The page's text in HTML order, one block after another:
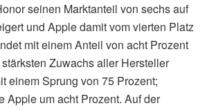
seinen Marktanteil von sechs auf
und Apple damit vom vierten Platz
mit einem Anteil von acht Prozent
Zuwachs aller Hersteller
einem Sprung von 75 Prozent;
Apple um acht Prozent. Auf der